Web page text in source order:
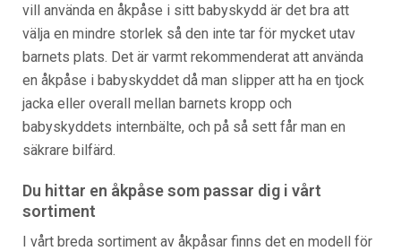
vill använda en åkpåse i sitt babyskydd är det bra att
välja en mindre storlek så den inte tar för mycket utav
barnets plats. Det är varmt rekommenderat att använda
en åkpåse i babyskyddet då man slipper att ha en tjock
jacka eller overall mellan barnets kropp och
babyskyddets internbälte, och på så sett får man en
säkrare bilfärd.
Du hittar en åkpåse som passar dig i vårt
sortiment
I vårt breda sortiment av åkpåsar finns det en modell för